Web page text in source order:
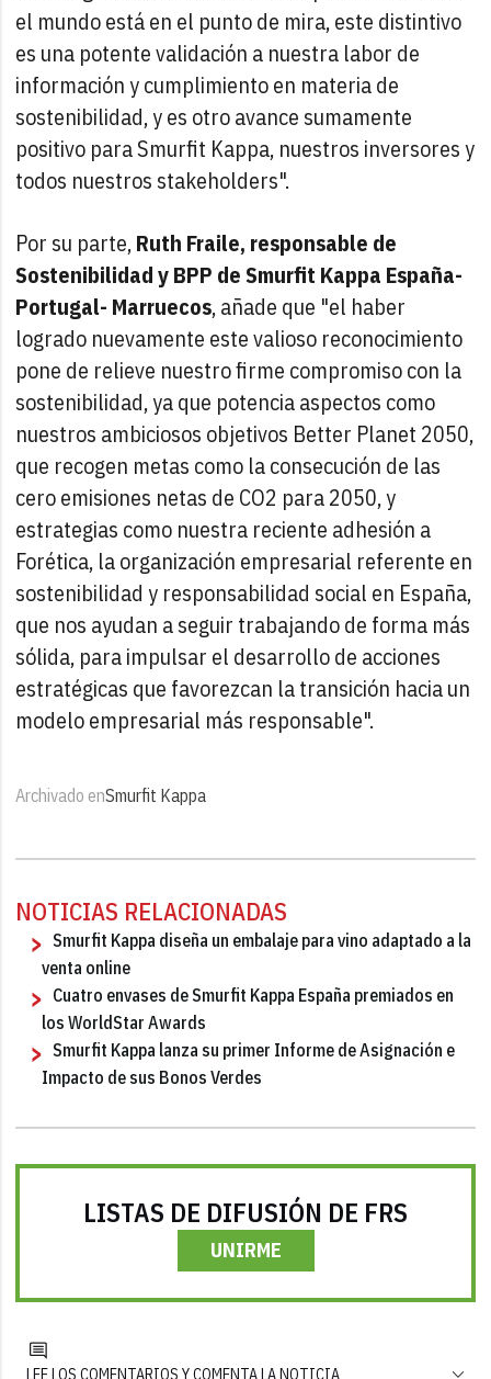
el mundo está en el punto de mira, este distintivo
es una potente validación a nuestra labor de
información y cumplimiento en materia de
sostenibilidad, y es otro avance sumamente
positivo para Smurfit Kappa, nuestros inversores y
todos nuestros stakeholders".
Por su parte,Ruth Fraile, responsable de
Sostenibilidad y BPP de Smurfit Kappa España-
Portugal- Marruecos, añade que "el haber
logrado nuevamente este valioso reconocimiento
pone de relieve nuestro firme compromiso con la
sostenibilidad, ya que potencia aspectos como
nuestros ambiciosos objetivos Better Planet 2050,
que recogen metas como la consecución de las
cero emisiones netas de CO2 para 2050, y
estrategias como nuestra reciente adhesión a
Forética, la organización empresarial referente en
sostenibilidad y responsabilidad social en España,
que nos ayudan a seguir trabajando de forma más
sólida, para impulsar el desarrollo de acciones
estratégicas que favorezcan la transición hacia un
modelo empresarial más responsable".
Archivado enSmurfit Kappa
NOTICIAS RELACIONADAS
Smurfit Kappa diseña un embalaje para vino adaptado a la
venta online
Cuatro envases de Smurfit Kappa España premiados en
los WorldStar Awards
Smurfit Kappa lanza su primer Informe de Asignación e
Impacto de sus Bonos Verdes
LISTAS DE DIFUSIÓN DE FRS
UNIRME
LEE LOS COMENTARIOS Y COMENTA LA NOTICIA